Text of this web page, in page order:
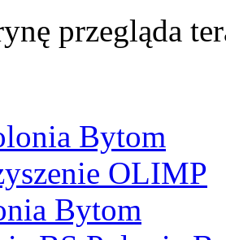
przegląda
Bytom
OLIMP
Bytom